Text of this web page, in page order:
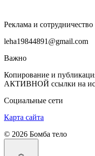
Реклама и сотрудничество
leha19844891@gmail.com
Важно
Копирование и
АКТИВНОЙ ссылки на
Социальные сети
Карта сайта
© 2026 Бомба тело